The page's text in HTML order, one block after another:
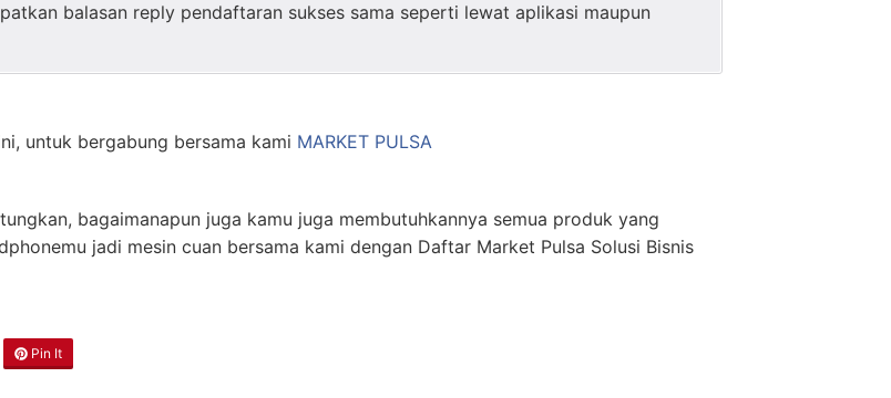
balasan reply pendaftaran sukses sama seperti lewat aplikasi maupun
untuk bergabung bersama kami MARKET PULSA
bagaimanapun juga kamu juga membutuhkannya semua produk yang
jadi mesin cuan bersama kami dengan Daftar Market Pulsa Solusi Bisnis
Pin It